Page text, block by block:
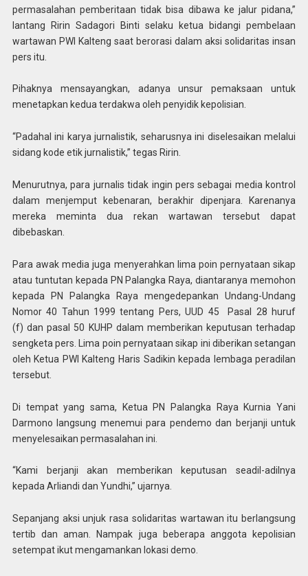
permasalahan pemberitaan tidak bisa dibawa ke jalur pidana,”
lantang Ririn Sadagori Binti selaku ketua bidangi pembelaan
wartawan PWI Kalteng saat berorasi dalam aksi solidaritas insan
pers itu.
Pihaknya mensayangkan, adanya unsur pemaksaan untuk
menetapkan kedua terdakwa oleh penyidik kepolisian.
“Padahal ini karya jurnalistik, seharusnya ini diselesaikan melalui
sidang kode etik jurnalistik,” tegas Ririn.
Menurutnya, para jurnalis tidak ingin pers sebagai media kontrol
dalam menjemput kebenaran, berakhir dipenjara. Karenanya
mereka meminta dua rekan wartawan tersebut dapat
dibebaskan.
Para awak media juga menyerahkan lima poin pernyataan sikap
atau tuntutan kepada PN Palangka Raya, diantaranya memohon
kepada PN Palangka Raya mengedepankan Undang-Undang
Nomor 40 Tahun 1999 tentang Pers, UUD 45 Pasal 28 huruf
(f) dan pasal 50 KUHP dalam memberikan keputusan terhadap
sengketa pers. Lima poin pernyataan sikap ini diberikan setangan
oleh Ketua PWI Kalteng Haris Sadikin kepada lembaga peradilan
tersebut.
Di tempat yang sama, Ketua PN Palangka Raya Kurnia Yani
Darmono langsung menemui para pendemo dan berjanji untuk
menyelesaikan permasalahan ini.
“Kami berjanji akan memberikan keputusan seadil-adilnya
kepada Arliandi dan Yundhi,” ujarnya.
Sepanjang aksi unjuk rasa solidaritas wartawan itu berlangsung
tertib dan aman. Nampak juga beberapa anggota kepolisian
setempat ikut mengamankan lokasi demo.